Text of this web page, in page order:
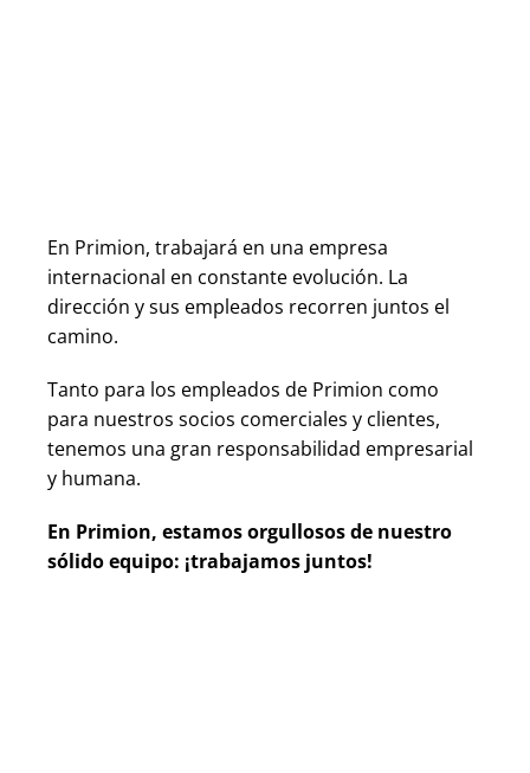
En Primion, trabajará en una empresa
internacional en constante evolución. La
dirección y sus empleados recorren juntos el
camino.
Tanto para los empleados de Primion como
para nuestros socios comerciales y clientes,
tenemos una gran responsabilidad empresarial
y humana.
En Primion, estamos orgullosos de nuestro
sólido equipo: ¡trabajamos juntos!